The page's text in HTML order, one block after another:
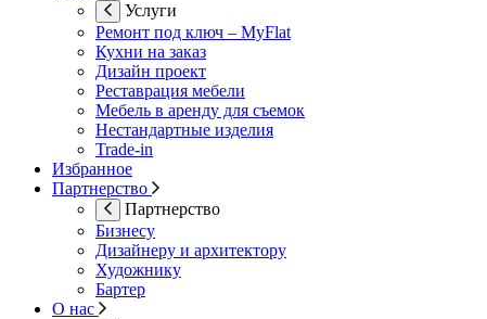
Услуги
Ремонт под ключ – MyFlat
Кухни на заказ
Дизайн проект
Реставрация мебели
Мебель в аренду для съемок
Нестандартные изделия
Trade-in
Избранное
Партнерство
Партнерство
Бизнесу
Дизайнеру и архитектору
Художнику
Бартер
О нас